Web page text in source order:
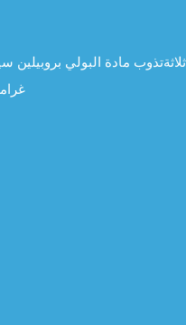
ثلاثةتذوب مادة البولي